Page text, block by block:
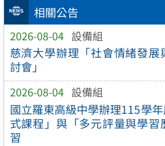
相關公告
2026-08-04 設備組
慈濟大學辦理「社會情緒發
討會」
2026-08-04 設備組
國立羅東高級中學辦理115學
式課程」與「多元評量與學
習